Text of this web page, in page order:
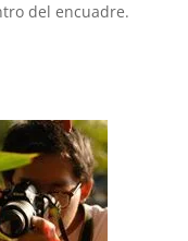
del encuadre.